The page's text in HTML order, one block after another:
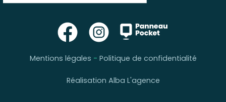
Mentions légales - Politique de confidentialité
Réalisation Alba L'agence